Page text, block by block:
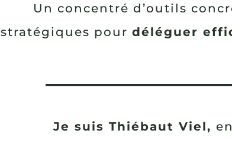
Un concentré d’outils
stratégiques pourdéléguer
Je suis Thiébaut Viel,